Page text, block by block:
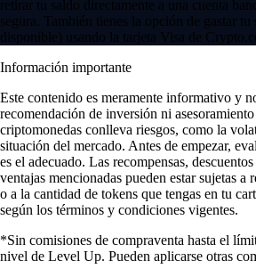
retirar tu saldo directamente a una cuenta
segura. También tienes la opción de gastar tu
disponible) usando la tarjeta Visa de
Información importante
Este contenido es meramente informativo y
recomendación de inversión ni
criptomonedas conlleva riesgos, como la
situación del mercado. Antes de empezar,
es el adecuado. Las recompensas,
ventajas mencionadas pueden estar sujetas a
o a la cantidad de tokens que tengas en tu
según los términos y condiciones vigentes.
*Sin comisiones de compraventa hasta el
nivel de Level Up. Pueden aplicarse otras